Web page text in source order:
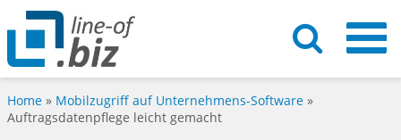
Home » Mobilzugriff auf Unternehmens-Software »
Auftragsdatenpflege leicht gemacht